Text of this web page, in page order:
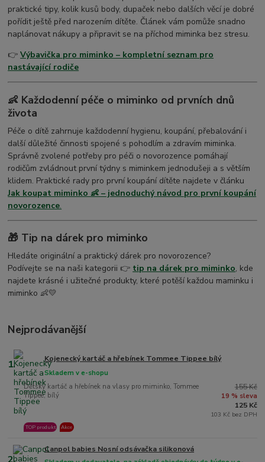
praktické tipy, kolik kusů body, dupaček nebo dalších věcí je dobré
pořídit ještě před narozením dítěte. Článek vám pomůže snadno
naplánovat nákupy a připravit se na příchod miminka bez stresu.
👉Výbavička pro miminko – kompletní seznam pro
nastávající rodiče
👶 Každodenní péče o miminko od prvních dnů
života
Péče o dítě zahrnuje každodenní hygienu, koupání, přebalování i
další důležité činnosti spojené s pohodlím a zdravím miminka.
Správně zvolené potřeby pro péči o novorozence pomáhají
rodičům zvládnout první týdny s miminkem jednodušeji a s větším
klidem. Praktické rady pro první koupání dítěte najdete v článku
Jak koupat miminko 👶 – jednoduchý návod pro první koupání
novorozence.
🎁 Tip na dárek pro miminko
Hledáte originální a praktický dárek pro novorozence?
Podívejte se na naši kategorii 👉 tip na dárek pro miminko, kde
najdete krásné i užitečné produkty, které potěší každou maminku i
miminko 👶💛
Nejprodávanější
1. Kojenecký kartáč a hřebínek Tommee Tippee bílý
Dětský kartáč a hřebínek na vlasy pro miminko, Tommee
Tippee, bílý
Skladem v e-shopu
TOP produkt Akce
155 Kč
19 % sleva
125 Kč
103 Kč bez DPH
Canpol babies Nosní odsávačka silikonová